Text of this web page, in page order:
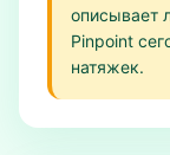
описывает
Pinpoint
натяжек.